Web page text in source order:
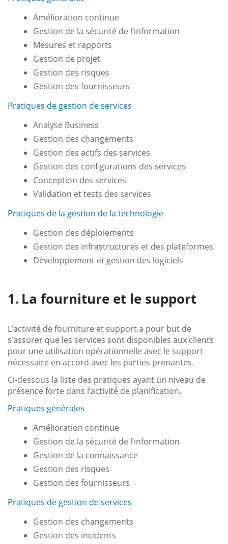
Amélioration continue
Gestion de la sécurité de l’information
Mesures et rapports
Gestion de projet
Gestion des risques
Gestion des fournisseurs
Pratiques de gestion de services
Analyse Business
Gestion des changements
Gestion des actifs des services
Gestion des configurations des services
Conception des services
Validation et tests des services
Pratiques de la gestion de la technologie
Gestion des déploiements
Gestion des infrastructures et des plateformes
Développement et gestion des logiciels
La fourniture et le support
L’activité de fourniture et support a pour but de
s’assurer que les services sont disponibles aux clients
pour une utilisation opérationnelle avec le support
nécessaire en accord avec les parties prenantes.
Ci-dessous la liste des pratiques ayant un niveau de
présence forte dans l’activité de planification.
Pratiques générales
Amélioration continue
Gestion de la sécurité de l’information
Gestion de la connaissance
Gestion des risques
Gestion des fournisseurs
Pratiques de gestion de services
Gestion des changements
Gestion des incidents